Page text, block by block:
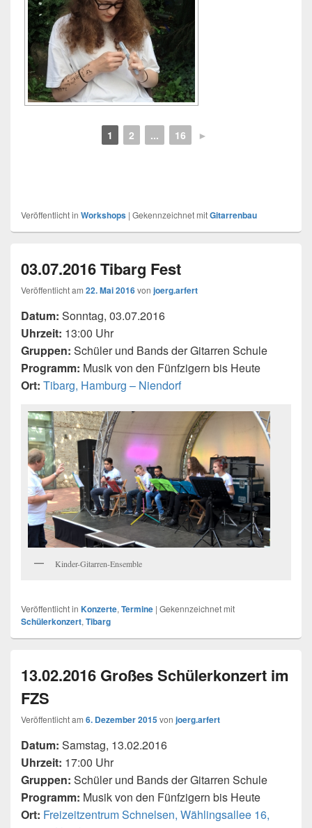
1 2 ... 16 ►
Veröffentlicht in Workshops | Gekennzeichnet mitGitarrenbau
03.07.2016 Tibarg Fest
Veröffentlicht am 22. Mai 2016von joerg.arfert
Datum: Sonntag, 03.07.2016
Uhrzeit: 13:00 Uhr
Gruppen: Schüler und Bands der Gitarren Schule
Programm: Musik von den Fünfzigern bis Heute
Ort: Tibarg, Hamburg – Niendorf
Kinder-Gitarren-Ensemble
Veröffentlicht in Konzerte, Termine | Gekennzeichnet mit
Schülerkonzert, Tibarg
13.02.2016 Großes Schülerkonzert im
FZS
Veröffentlicht am 6. Dezember 2015von joerg.arfert
Datum: Samstag, 13.02.2016
Uhrzeit: 17:00 Uhr
Gruppen: Schüler und Bands der Gitarren Schule
Programm: Musik von den Fünfzigern bis Heute
Ort: Freizeitzentrum Schnelsen, Wählingsallee 16,